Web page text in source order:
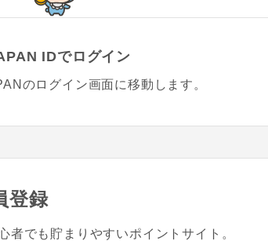
IDでログイン
のログイン画面に移動します。
登録
者でも貯まりやすいポイントサイト。